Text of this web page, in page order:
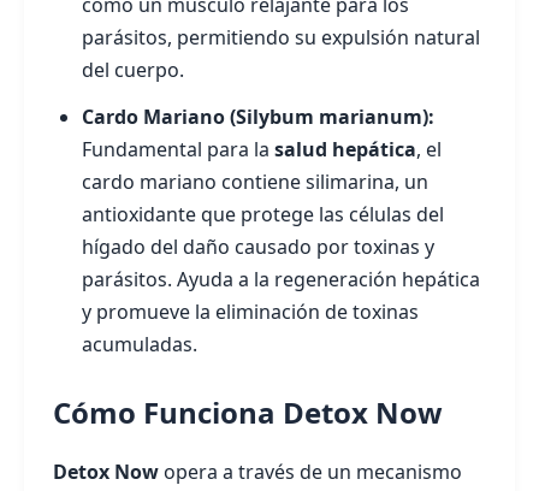
parásitos, permitiendo su expulsión natural
del cuerpo.
Cardo Mariano (Silybum marianum):
Fundamental para la salud hepática, el
cardo mariano contiene silimarina, un
antioxidante que protege las células del
hígado del daño causado por toxinas y
parásitos. Ayuda a la regeneración hepática
y promueve la eliminación de toxinas
acumuladas.
Cómo Funciona Detox Now
Detox Now opera a través de un mecanismo